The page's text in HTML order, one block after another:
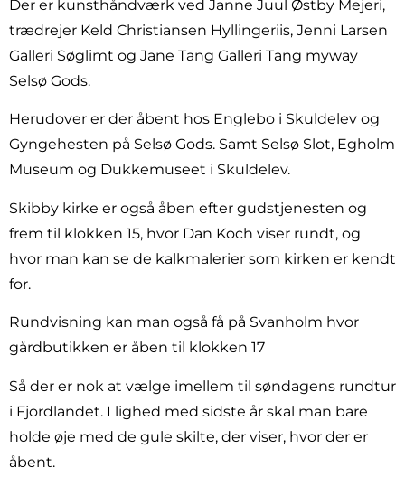
Der er kunsthåndværk ved Janne Juul Østby Mejeri,
trædrejer Keld Christiansen Hyllingeriis, Jenni Larsen
Galleri Søglimt og Jane Tang Galleri Tang myway
Selsø Gods.
Herudover er der åbent hos Englebo i Skuldelev og
Gyngehesten på Selsø Gods. Samt Selsø Slot, Egholm
Museum og Dukkemuseet i Skuldelev.
Skibby kirke er også åben efter gudstjenesten og
frem til klokken 15, hvor Dan Koch viser rundt, og
hvor man kan se de kalkmalerier som kirken er kendt
for.
Rundvisning kan man også få på Svanholm hvor
gårdbutikken er åben til klokken 17
Så der er nok at vælge imellem til søndagens rundtur
i Fjordlandet. I lighed med sidste år skal man bare
holde øje med de gule skilte, der viser, hvor der er
åbent.